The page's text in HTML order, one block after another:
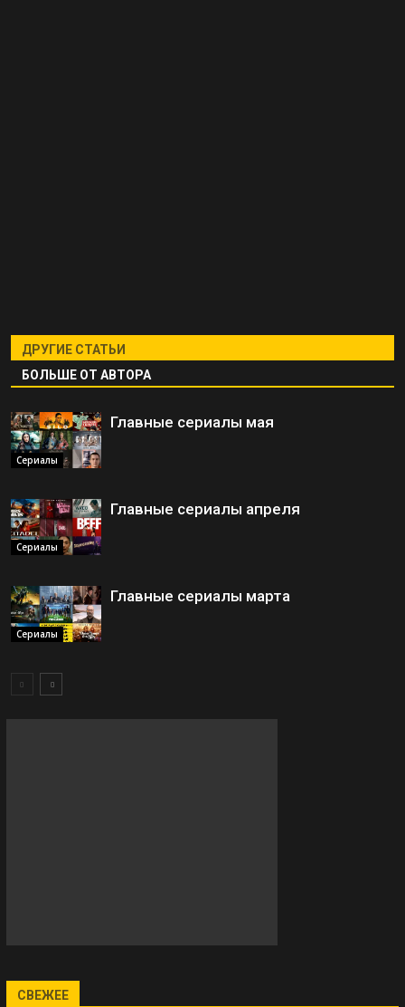
ДРУГИЕ СТАТЬИ
БОЛЬШЕ ОТ АВТОРА
Сериалы
Главные сериалы мая
Сериалы
Главные сериалы апреля
Сериалы
Главные сериалы марта
СВЕЖЕЕ